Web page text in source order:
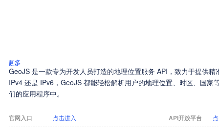
更多
GeoJS 是一款专为开发人员打造的地理位置服务 API，致力于提供
IPv4 还是 IPv6，GeoJS 都能轻松解析用户的地理位置、时区、国家
们的应用程序中。
官网入口 点击进入 API开放平台